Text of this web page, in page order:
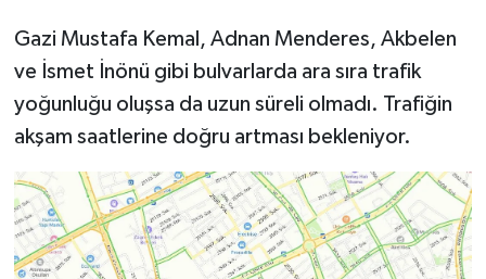
Gazi Mustafa Kemal, Adnan Menderes, Akbelen
ve İsmet İnönü gibi bulvarlarda ara sıra trafik
yoğunluğu oluşsa da uzun süreli olmadı. Trafiğin
akşam saatlerine doğru artması bekleniyor.